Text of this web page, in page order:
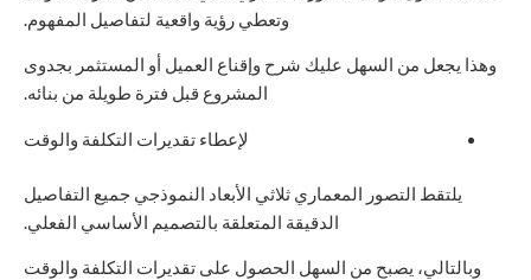
وتعطي رؤية واقعية لتفاصيل المفهوم.
وهذا يجعل من السهل عليك شرح وإقناع العميل أو المستثمر بجدوى
المشروع قبل فترة طويلة من بنائه.
لإعطاء تقديرات التكلفة والوقت
يلتقط التصور المعماري ثلاثي الأبعاد النموذجي جميع التفاصيل
الدقيقة المتعلقة بالتصميم الأساسي الفعلي.
وبالتالي، يصبح من السهل الحصول على تقديرات التكلفة والوقت